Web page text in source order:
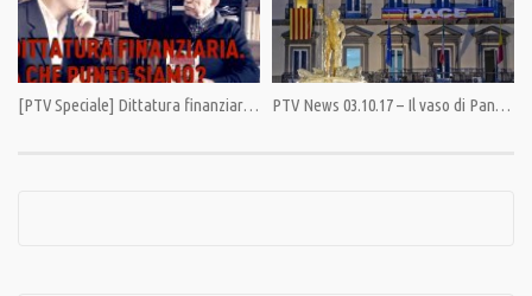
[PTV Speciale] Dittatura finanziaria, a che punto siamo? PTV News 03.10.17 – Il vaso di Pandora si è aperto anche in Europa